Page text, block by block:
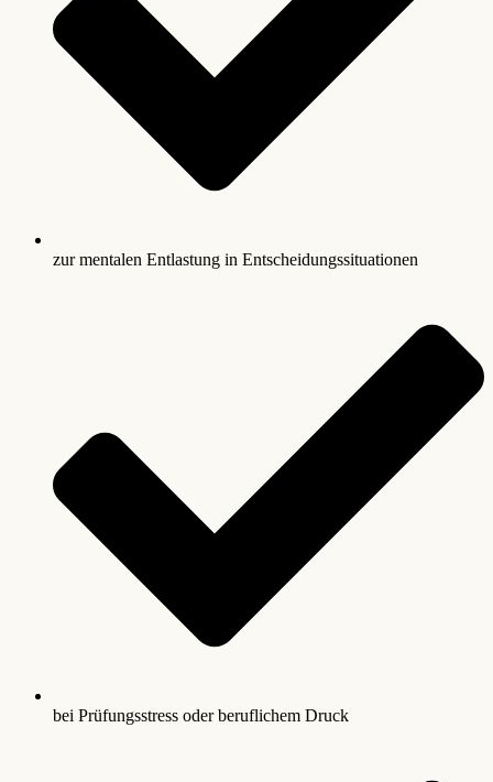
zur mentalen Entlastung in Entscheidungssituationen
bei Prüfungsstress oder beruflichem Druck